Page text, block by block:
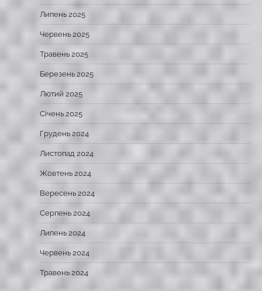
Липень 2025
Червень 2025
Травень 2025
Березень 2025
Лютий 2025
Січень 2025
Грудень 2024
Листопад 2024
Жовтень 2024
Вересень 2024
Серпень 2024
Липень 2024
Червень 2024
Травень 2024